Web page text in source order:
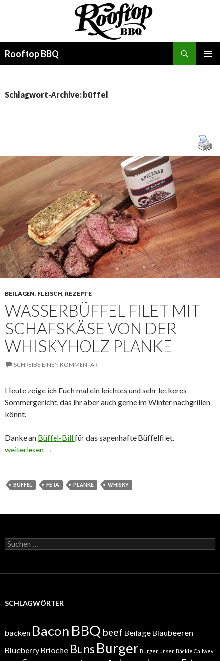
Rooftop BBQ
Schlagwort-Archive: büffel
BEILAGEN, FLEISCH, REZEPTE
WASSERBÜFFEL FILET MIT
SCHAFSKÄSE VON DER
WHISKYHOLZ PLANKE
SCHREIBE EINEN KOMMENTAR
Heute zeige ich Euch mal ein leichtes und sehr leckeres
Sommergericht, das ihr aber auch gerne im Winter nachgrillen
könnt.
Danke an Büffel-Billfür das sagenhafte Büffelfilet.
Wasserbüffel Filet mit Schafskäse von der Whiskyholz Planke
weiterlesen →
BÜFFEL FETA PLANKE WHISKY
Suchen
nach:
SCHLAGWÖRTER
backen Bacon BBQ beef Beilage Blaubeeren
Blueberry Brioche BunsBurger Burger unser Bäckle Callwey